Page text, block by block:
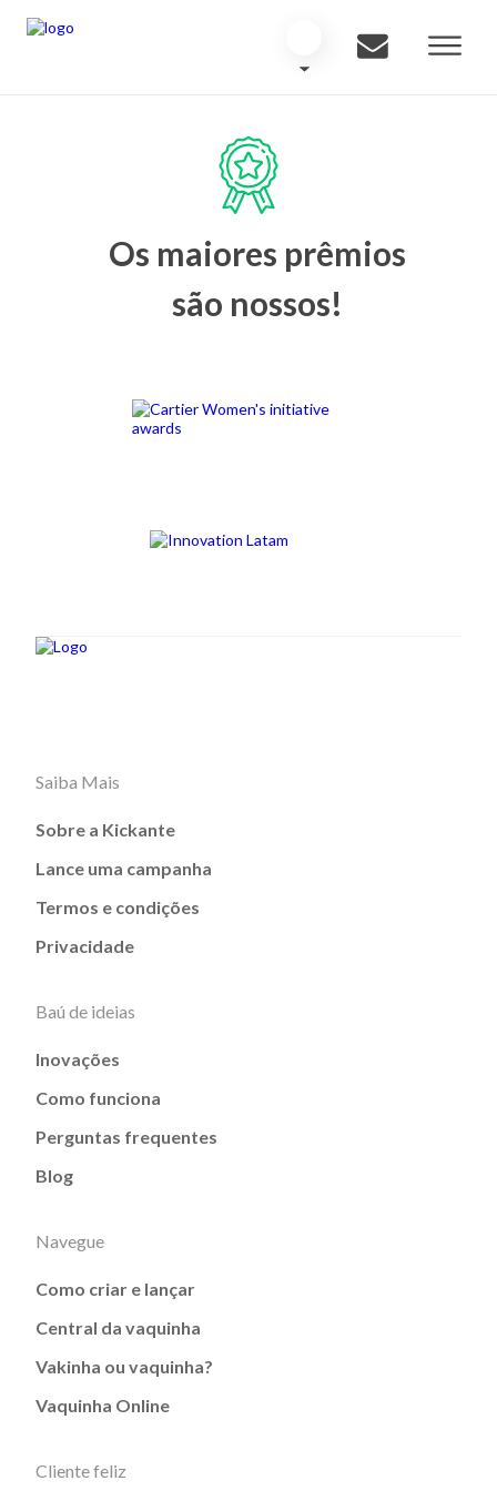
Os maiores prêmios
são nossos!
Saiba Mais
Sobre a Kickante
Lance uma campanha
Termos e condições
Privacidade
Baú de ideias
Inovações
Como funciona
Perguntas frequentes
Blog
Navegue
Como criar e lançar
Central da vaquinha
Vakinha ou vaquinha?
Vaquinha Online
Cliente feliz